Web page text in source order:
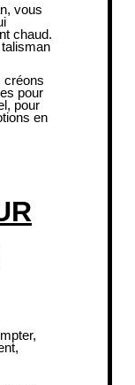
vous
chaud.
créons
pour
pour
en